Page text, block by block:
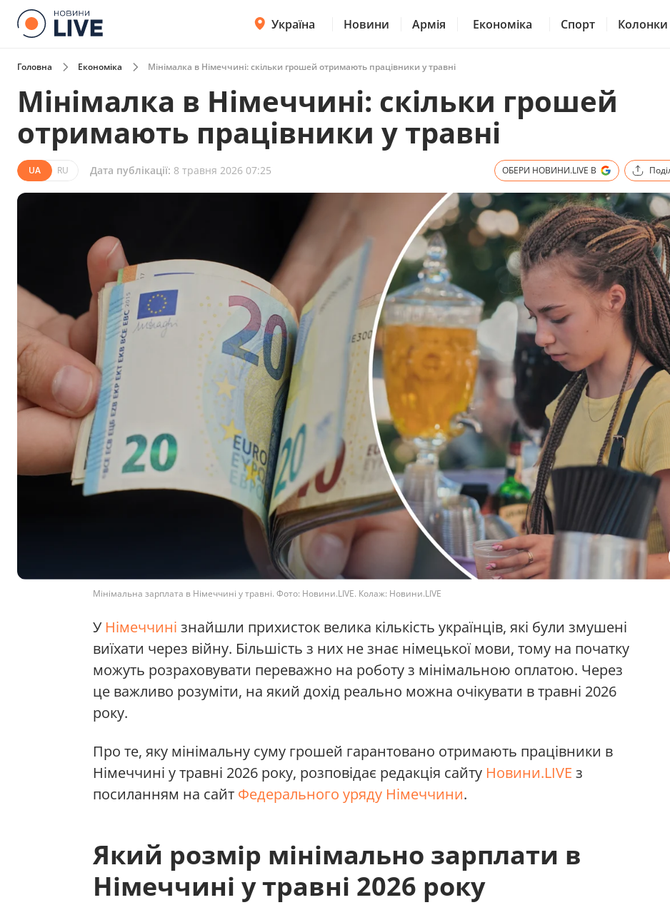
Україна Новини Армія Економіка Спорт Колонки
Головна Економіка Мінімалка в Німеччині: скільки грошей отримають працівники у травні
Мінімалка в Німеччині: скільки грошей
отримають працівники у травні
UA RU Дата публікації: 8 травня 2026 07:25 ОБЕРИ НОВИНИ.LIVE В
Мінімальна зарплата в Німеччині у травні. Фото: Новини.LIVE. Колаж: Новини.LIVE
У Німеччині знайшли прихисток велика кількість українців, які були змушені
виїхати через війну. Більшість з них не знає німецької мови, тому на початку
можуть розраховувати переважно на роботу з мінімальною оплатою. Через
це важливо розуміти, на який дохід реально можна очікувати в травні 2026
року.
Про те, яку мінімальну суму грошей гарантовано отримають працівники в
Німеччині у травні 2026 року, розповідає редакція сайту Новини.LIVE з
посиланням на сайт Федерального уряду Німеччини.
Який розмір мінімально зарплати в
Німеччині у травні 2026 року